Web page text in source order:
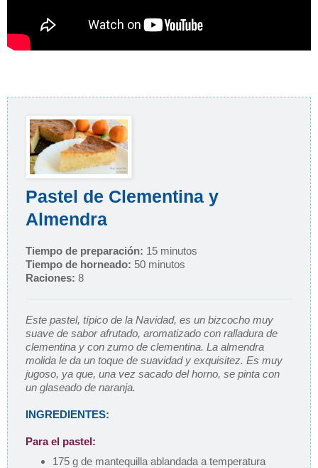
Pastel de Clementina y
Almendra
Tiempo de preparación: 15 minutos
Tiempo de horneado: 50 minutos
Raciones: 8
Este pastel, típico de la Navidad, es un bizcocho muy
suave de sabor afrutado, aromatizado con ralladura de
clementina y con zumo de clementina. La almendra
molida le da un toque de suavidad y exquisitez. Es muy
jugoso, ya que, una vez sacado del horno, se pinta con
un glaseado de naranja.
INGREDIENTES:
Para el pastel:
175 g de mantequilla ablandada a temperatura